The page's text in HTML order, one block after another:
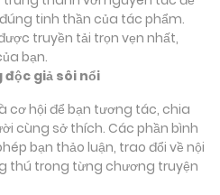
tinh thần của tác phẩm.
truyền tải trọn vẹn nhất,
bạn.
độc giả sôi nổi
cơ hội để bạn tương tác, chia
cùng sở thích. Các phần bình
bạn thảo luận, trao đổi về nội
thú trong từng chương truyện